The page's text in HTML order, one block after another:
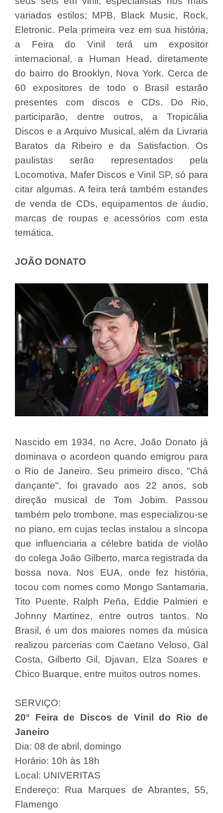
variados estilos; MPB, Black Music, Rock,
Eletronic. Pela primeira vez em sua história,
a Feira do Vinil terá um expositor
internacional, a Human Head, diretamente
do bairro do Brooklyn, Nova York. Cerca de
60 expositores de todo o Brasil estarão
presentes com discos e CDs. Do Rio,
participarão, dentre outros, a Tropicália
Discos e a Arquivo Musical, além da Livraria
Baratos da Ribeiro e da Satisfaction. Os
paulistas serão representados pela
Locomotiva, Mafer Discos e Vinil SP, só para
citar algumas. A feira terá também estandes
de venda de CDs, equipamentos de áudio,
marcas de roupas e acessórios com esta
temática.
JOÃO DONATO
Nascido em 1934, no Acre, João Donato já
dominava o acordeon quando emigrou para
o Rio de Janeiro. Seu primeiro disco, "Chá
dançante", foi gravado aos 22 anos, sob
direção musical de Tom Jobim. Passou
também pelo trombone, mas especializou-se
no piano, em cujas teclas instalou a síncopa
que influenciaria a célebre batida de violão
do colega João Gilberto, marca registrada da
bossa nova. Nos EUA, onde fez história,
tocou com nomes como Mongo Santamaria,
Tito Puente, Ralph Peña, Eddie Palmieri e
Johnny Martinez, entre outros tantos. No
Brasil, é um dos maiores nomes da música
realizou parcerias com Caetano Veloso, Gal
Costa, Gilberto Gil, Djavan, Elza Soares e
Chico Buarque, entre muitos outros nomes.
SERVIÇO:
20° Feira de Discos de Vinil do Rio de
Janeiro
Dia: 08 de abril, domingo
Horário: 10h às 18h
Local: UNIVERITAS
Endereço: Rua Marques de Abrantes, 55,
Flamengo